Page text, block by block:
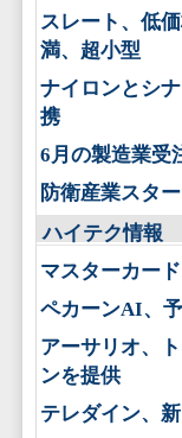
スレート、低
満、超小型
ナイロンとシ
携
6月の製造業受
防衛産業スタ
ハイテク情報
マスターカー
ペカーンAI、
アーサリオ、
ンを提供
テレダイン、